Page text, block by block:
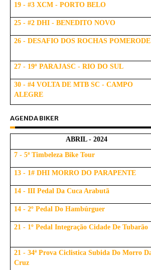
19 - #3 XCM - PORTO BELO
25 - #2 DHI - BENEDITO NOVO
26 - DESAFIO DOS ROCHAS POMERODE
27 - 19º PARAJASC - RIO DO SUL
30 - #4 VOLTA DE MTB SC - CAMPO
ALEGRE
AGENDA BIKER
ABRIL - 2024
7 - 5ª Timbeleza Bike Tour
13 - 1# DHI MORRO DO PARAPENTE
14 - III Pedal Da Cuca Arabutã
14 - 2º Pedal Do Hambúrguer
21 - 1º Pedal Integração Cidade De Tubarão
21 - 34ª Prova Ciclistica Subida Do Morro
Cruz